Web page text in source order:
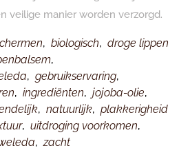
veilige manier worden verzorgd.
, biologisch, droge lippen
,
, gebruikservaring,
, ingrediënten, jojoba-olie,
, natuurlijk, plakkerigheid
, uitdroging voorkomen,
, zacht